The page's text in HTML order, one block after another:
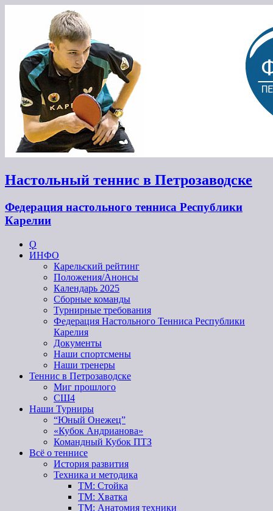
Настольный теннис в Петрозаводске
Федерация настольного тенниса Республики
Карелии
Ϙ
ИНФО
Карельский рейтинг
Положения/Анонсы
Календарь 2025
Сборные команды
Турнирные требования
Федерация Настольного Тенниса Республики
Карелия
Документы
Наши спортсмены
Наши тренеры
Теннис в Петрозаводске
Миг прошлого
СШ4
Наши Турниры
“Юный Онежец”
«Кубок Андрианова»
Командный Кубок ПТЗ
Всё о теннисе
История развития
Техника и методика
ТМ: Стойка
ТМ: Хватка
ТМ: Анатомия техники